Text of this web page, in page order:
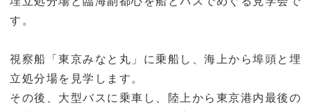
す。
視察船「東京みなと丸」に乗船し、海上から埠頭と埋
立処分場を見学します。
その後、大型バスに乗車し、陸上から東京港内最後の